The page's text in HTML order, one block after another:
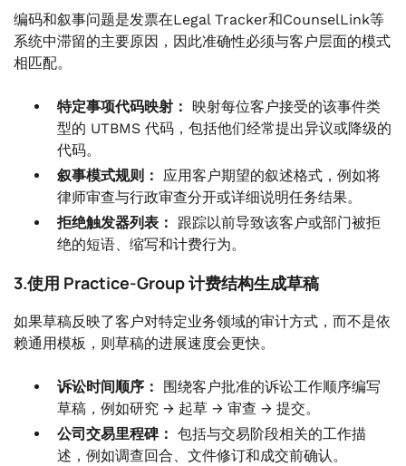
编码和叙事问题是发票在Legal Tracker和CounselLink等
系统中滞留的主要原因，因此准确性必须与客户层面的模式
相匹配。
特定事项代码映射： 映射每位客户接受的该事件类
型的 UTBMS 代码，包括他们经常提出异议或降级的
代码。
叙事模式规则： 应用客户期望的叙述格式，例如将
律师审查与行政审查分开或详细说明任务结果。
拒绝触发器列表： 跟踪以前导致该客户或部门被拒
绝的短语、缩写和计费行为。
3.使用 Practice-Group 计费结构生成草稿
如果草稿反映了客户对特定业务领域的审计方式，而不是依
赖通用模板，则草稿的进展速度会更快。
诉讼时间顺序： 围绕客户批准的诉讼工作顺序编写
草稿，例如研究 → 起草 → 审查 → 提交。
公司交易里程碑： 包括与交易阶段相关的工作描
述，例如调查回合、文件修订和成交前确认。